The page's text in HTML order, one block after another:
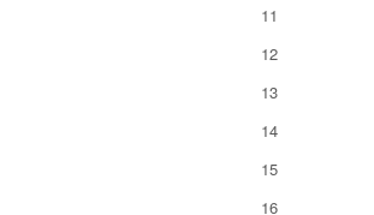
11
12
13
14
15
16